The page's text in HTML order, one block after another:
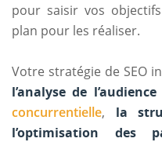
pour saisir vos
plan pour les réaliser.
Votre stratégie de SEO
l’analyse de
concurrentielle, la
l’optimisation des